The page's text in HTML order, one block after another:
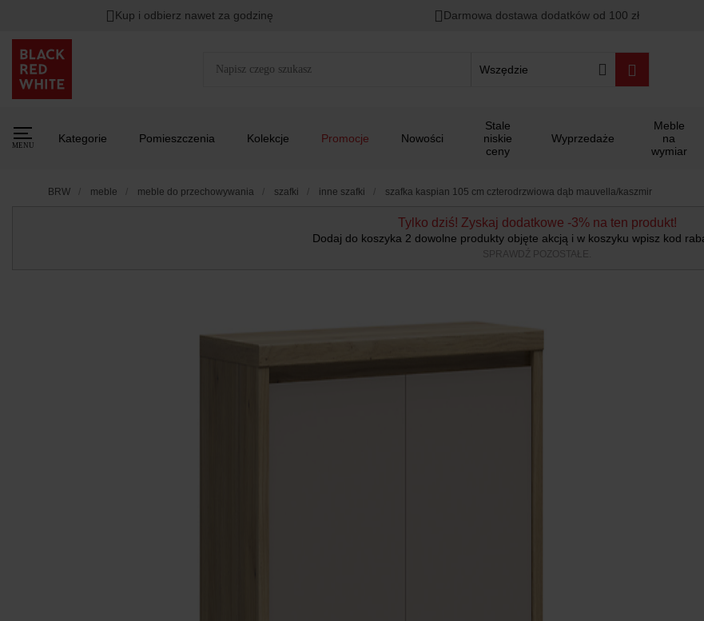
Kup i odbierz nawet za godzinę Darmowa dostawa dodatków od 100 zł
Wszędzie
MENU
Kategorie Pomieszczenia Kolekcje Promocje Nowości
Stale
niskie
ceny
Wyprzedaże
Meble
na
wymiar
BRW meble meble do przechowywania szafki inne szafki szafka kaspian 105 cm czterodrzwiowa dąb mauvella/kaszmir
Tylko dziś! Zyskaj dodatkowe -3% na ten produkt!
Dodaj do koszyka 2 dowolne produkty objęte akcją i w koszyku wpisz kod
SPRAWDŹ POZOSTAŁE.